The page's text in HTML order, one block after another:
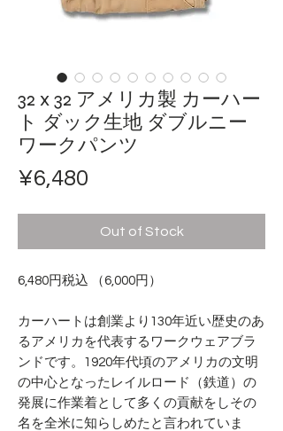
32 x 32 アメリカ製 カーハー
ト ダック生地 ダブルニー
ワークパンツ
¥6,480
Out of Stock
6,480円税込 （6,000円）
カーハートは創業より130年近い歴史のあ
るアメリカを代表するワークウェアブラ
ンドです。1920年代頃のアメリカの文明
の中心となったレイルロード（鉄道）の
発展に作業着として多くの貢献をしその
名を全米に知らしめたと言われていま